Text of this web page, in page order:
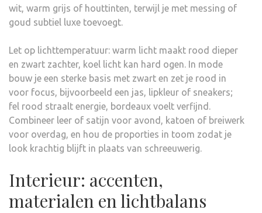
wit, warm grijs of houttinten, terwijl je met messing of
goud subtiel luxe toevoegt.
Let op lichttemperatuur: warm licht maakt rood dieper
en zwart zachter, koel licht kan hard ogen. In mode
bouw je een sterke basis met zwart en zet je rood in
voor focus, bijvoorbeeld een jas, lipkleur of sneakers;
fel rood straalt energie, bordeaux voelt verfijnd.
Combineer leer of satijn voor avond, katoen of breiwerk
voor overdag, en hou de proporties in toom zodat je
look krachtig blijft in plaats van schreeuwerig.
Interieur: accenten,
materialen en lichtbalans